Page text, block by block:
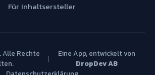
Für Inhaltsersteller
Alle Rechte
|
Eine App, entwickelt von
DropDev AB